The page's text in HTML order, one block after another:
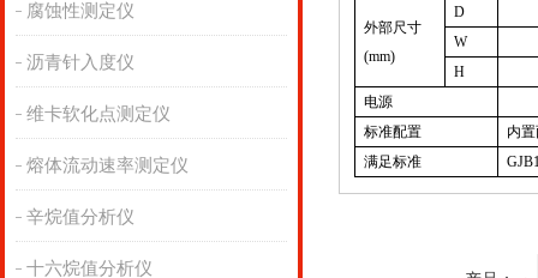
腐蚀性测定仪
沥青针入度仪
维卡软化点测定仪
熔体流动速率测定仪
辛烷值分析仪
十六烷值分析仪
外部尺寸
(mm)
D
W
H
电源
标准配置
内
满足标准